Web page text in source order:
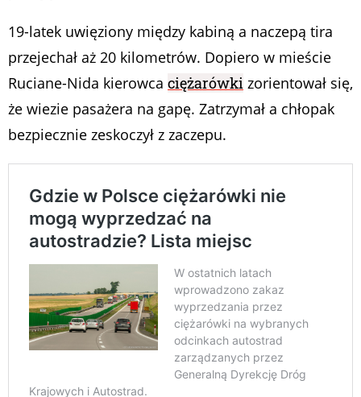
19-latek uwięziony między kabiną a naczepą tira
przejechał aż 20 kilometrów. Dopiero w mieście
Ruciane-Nida kierowca ciężarówki zorientował się,
że wiezie pasażera na gapę. Zatrzymał a chłopak
bezpiecznie zeskoczył z zaczepu.